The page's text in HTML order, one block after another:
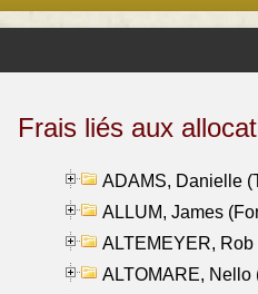
Frais liés aux
ADAMS, Danielle
ALLUM, James
ALTEMEYER,
ALTOMARE, Nello